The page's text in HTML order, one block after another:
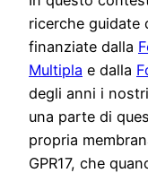
ricerche guidate
finanziate dalla
Multipla e dalla
degli anni i
una parte di
propria
GPR17, che